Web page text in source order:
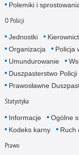
Polemiki i
O Policji
Jednostki
Organizacja
Policja
Umundurowanie
Duszpasterstwo
Prawosławne
Statystyka
Informacje Ogólne
Kodeks karny
Ruch
Prawo